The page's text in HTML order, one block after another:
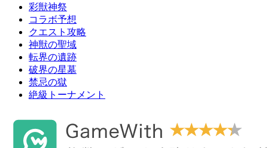
彩獣神祭
コラボ予想
クエスト攻略
神獣の聖域
転界の遺跡
破界の星墓
禁忌の獄
絶級トーナメント